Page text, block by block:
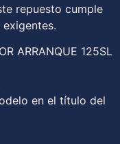
repuesto cumple
ARRANQUE 125SL
en el título del